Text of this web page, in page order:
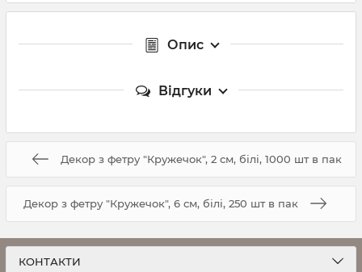
Опис
Відгуки
Декор з фетру "Кружечок", 2 см, білі, 1000 шт в пак
Декор з фетру "Кружечок", 6 см, білі, 250 шт в пак
КОНТАКТИ